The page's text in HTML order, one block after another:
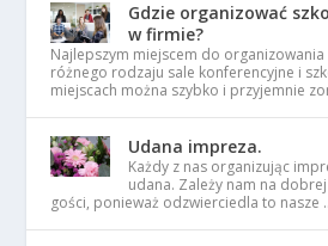
Gdzie organizować
w firmie?
Najlepszym miejscem do
różnego rodzaju sale konferencyjne i
miejscach można szybko i przyjemnie
Udana impreza.
Każdy z nas organizując
udana. Zależy nam na
gości, ponieważ odzwierciedla to nasze